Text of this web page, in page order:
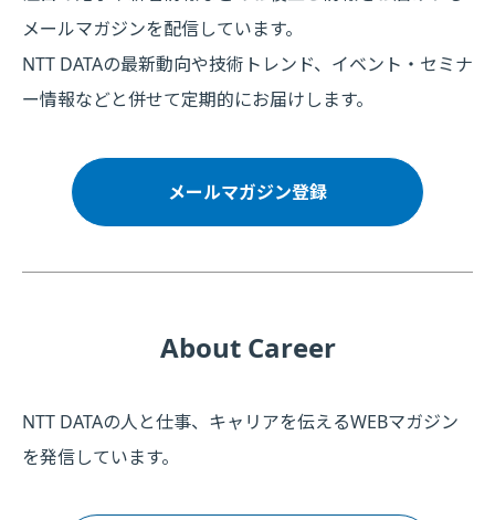
メールマガジンを配信しています。
NTT DATAの最新動向や技術トレンド、イベント・セミナ
ー情報などと併せて定期的にお届けします。
メールマガジン登録
About Career
NTT DATAの人と仕事、キャリアを伝えるWEBマガジン
を発信しています。